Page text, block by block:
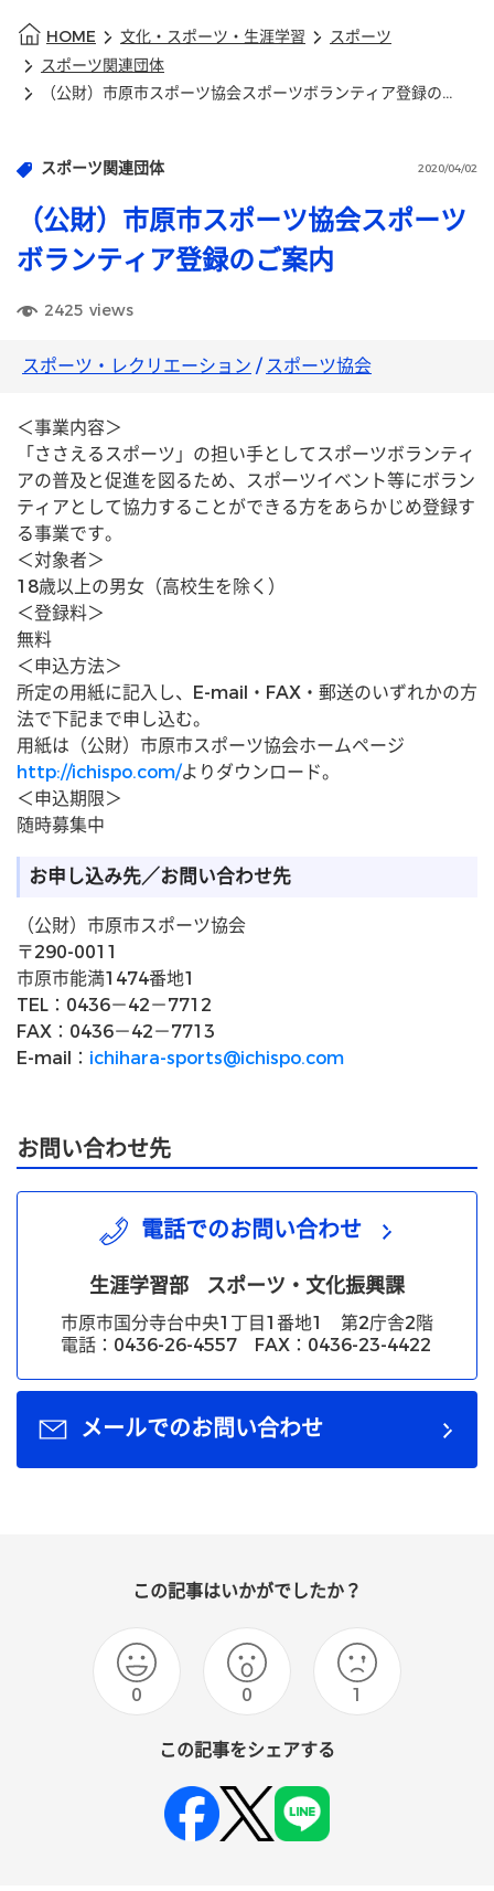
HOME 文化・スポーツ・生涯学習
スポーツ
スポーツ関連団体
（公財）市原市スポーツ協会スポーツボランティア登録のご案内
スポーツ関連団体 2020/04/02
（公財）市原市スポーツ協会スポーツ
ボランティア登録のご案内
2425 views
スポーツ・レクリエーション /スポーツ協会
＜事業内容＞
「ささえるスポーツ」の担い手としてスポーツボランティ
アの普及と促進を図るため、スポーツイベント等にボラン
ティアとして協力することができる方をあらかじめ登録す
る事業です。
＜対象者＞
18歳以上の男女（高校生を除く）
＜登録料＞
無料
＜申込方法＞
所定の用紙に記入し、E-mail・FAX・郵送のいずれかの方
法で下記まで申し込む。
用紙は（公財）市原市スポーツ協会ホームページ
http://ichispo.com/よりダウンロード。
＜申込期限＞
随時募集中
お申し込み先／お問い合わせ先
（公財）市原市スポーツ協会
〒290-0011
市原市能満1474番地1
TEL：0436－42－7712
FAX：0436－42－7713
E-mail： ichihara-sports@ichispo.com
お問い合わせ先
電話でのお問い合わせ
生涯学習部 スポーツ・文化振興課
市原市国分寺台中央1丁目1番地1 第2庁舎2階
電話：0436-26-4557 FAX：0436-23-4422
メールでのお問い合わせ
この記事はいかがでしたか？
0 0 1
この記事をシェアする